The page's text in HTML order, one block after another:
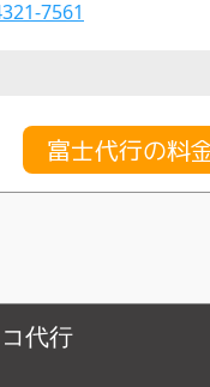
7561
富士代行の料
代行